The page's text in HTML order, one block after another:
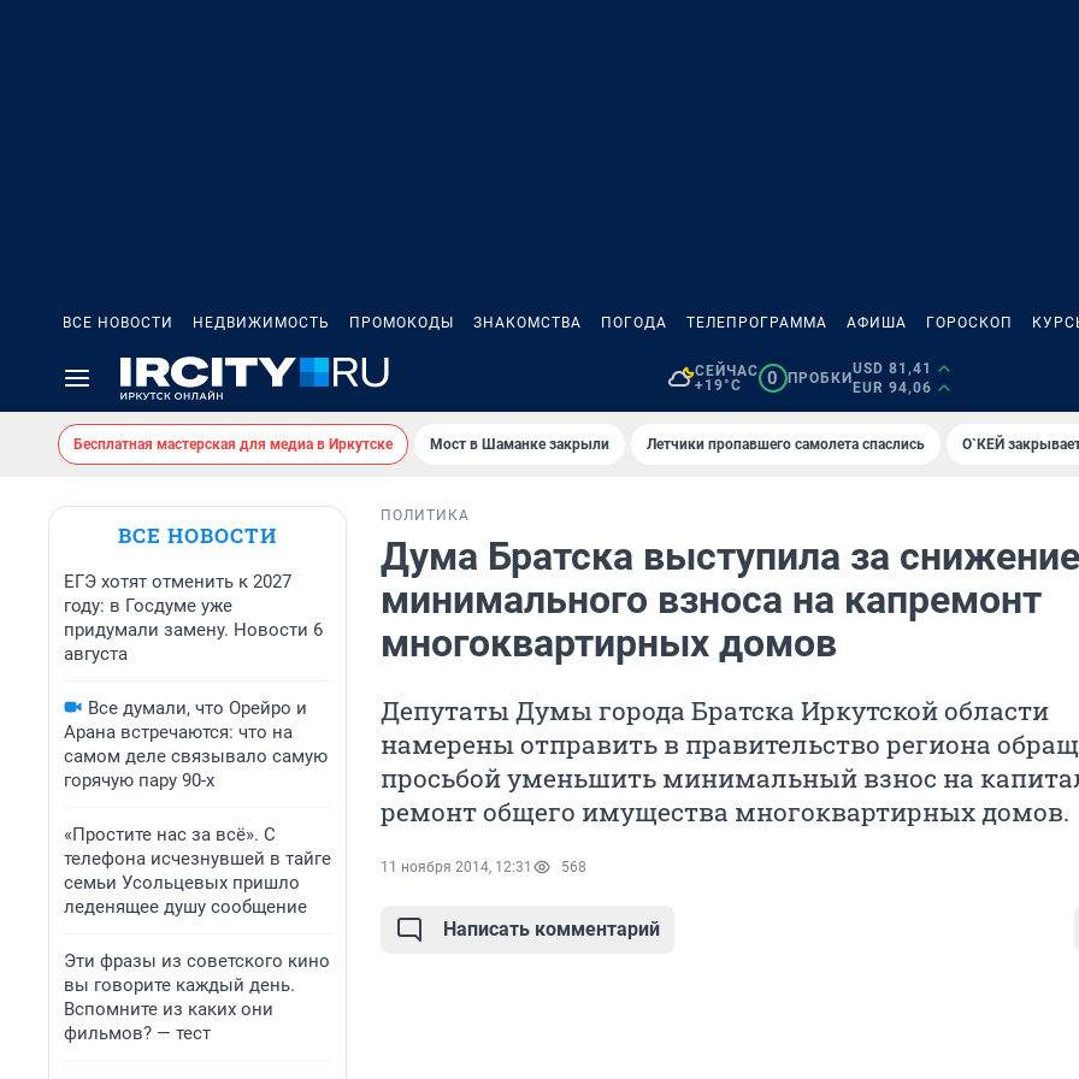
ВСЕ НОВОСТИ НЕДВИЖИМОСТЬ ПРОМОКОДЫ ЗНАКОМСТВА ПОГОДА ТЕЛЕПРОГРАММА АФИША ГОРОСКОП
СЕЙЧАС
+19°C
0 ПРОБКИ
USD 81,41
EUR 94,06
Бесплатная мастерская для медиа в Иркутске Мост в Шаманке закрыли Летчики пропавшего самолета спаслись О`КЕЙ
ВСЕ НОВОСТИ
ЕГЭ хотят отменить к 2027
году: в Госдуме уже
придумали замену. Новости 6
августа
Все думали, что Орейро и
Арана встречаются: что на
самом деле связывало самую
горячую пару 90-х
«Простите нас за всё». С
телефона исчезнувшей в тайге
семьи Усольцевых пришло
леденящее душу сообщение
Эти фразы из советского кино
вы говорите каждый день.
Вспомните из каких они
фильмов? — тест
ПОЛИТИКА
Дума Братска выступила за снижение
минимального взноса на капремонт
многоквартирных домов
Депутаты Думы города Братска Иркутской области
намерены отправить в правительство региона
просьбой уменьшить минимальный взнос на
ремонт общего имущества многоквартирных домов.
11 ноября 2014, 12:31 568
Написать комментарий